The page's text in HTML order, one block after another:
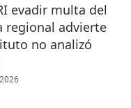
evadir multa del
regional advierte
no analizó